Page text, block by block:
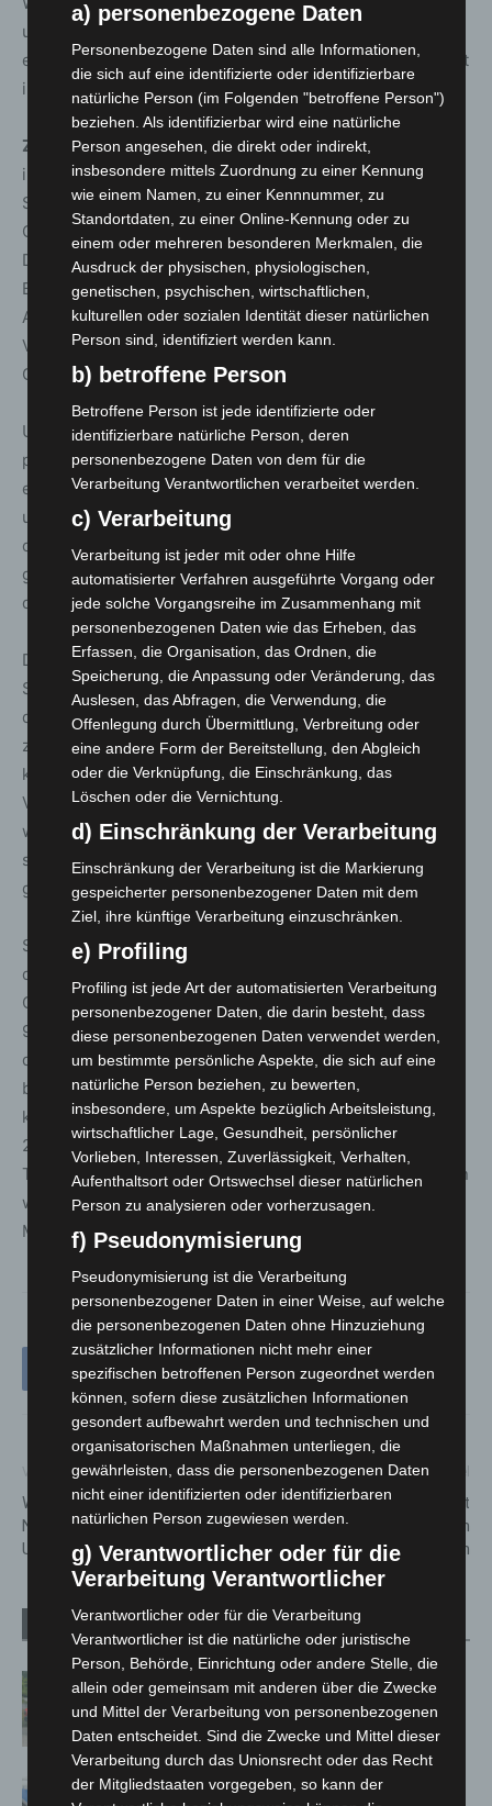
unseren nationalen und internationalen Partnern aktiv
entgegenwirken, um den Kriminellen möglichst dauerhaft
ihre Arbeitsgrundlage zu entziehen.“
ZIT-Leiter Oberstaatsanwalt Dr. Benjamin Krause
internationale Kooperation der
Strafverfolgungsbehörden zur Bekämpfung von
Cybercrime funktioniert und wird ständig fortentwickelt.
Denn nur mit gemeinsamen Maßnahmen wie der
Beschlagnahme krimineller IT-Infrastruktur und der
Abschöpfung kriminell erlangter Finanzmittel können die
Verantwortlichen von global tätigen Schadsoftware-
Gruppierungen effektiv verfolgt werden.“
Um der Cyberkriminalität nachhaltig zu begegnen, sind
personelle Ermittlungen, also die Identifizierung und
erfolgreiche Verfolgung von Straftätern, ein wichtiger
und effektiver Ansatz. Da sich Cyberkriminelle jedoch
oftmals im Ausland aufhalten und von einigen Ländern
geduldet oder sogar geschützt werden, bleiben sie für
die deutschen Strafverfolgung oftmals unerreichbar.
Daher sind die Maßnahmen der deutschen
Strafverfolgungsbehörden ebenfalls darauf ausgerichtet,
die Infrastruktur der Cyberkriminellen zu schwächen und
zu zerschlagen. Durch diesen Infrastrukturansatz
konnten der Underground Economy in jüngster
Vergangenheit teils beträchtliche Finanzmittel entzogen
werden. Außerdem wurden IT-Systeme und Daten
sichergestellt, die zu weiteren Ermittlungsansätzen
geführt haben.
So ist es 2023 etwa gelungen, die Serverinfrastruktur
des weltweit umsatzstärksten Krypto-Mixers im Darknet,
ChipMixer, zu beschlagnahmen und umgerechnet rund
90 Millionen Euro sicherzustellen. Darüber hinaus wurde
die Infrastruktur mehrerer krimineller Marktplätze
beschlagnahmt – darunter Kingdom Market. Zudem
konnte die Schadsoftware Qakbot in 2023 und Emotet in
2021 vom Netz genommen werden. Beide zählten zu den
Top-Bedrohungen aus dem Cyberraum und verursachten
weltweit Schäden in Höhe von mehreren hundert
Millionen Euro.
Vorheriger Artikel
Waffenrechtsnovelle:
Niedersachsen fordert zügige
Umsetzung vom Bund
Nächster Artikel
Ortsfeuerwehr Garbsen führt
Einsatzübung im neuen
Wohnquartier durch
Verwandte Artikel Mehr vom Autor
Region Hannover: 21 neue
Notfallsanitäter starten beim Roten
Kreuz
Mann läuft mit Hockeyschläger über
a) personenbezogene Daten
Personenbezogene Daten sind alle Informationen,
die sich auf eine identifizierte oder identifizierbare
natürliche Person (im Folgenden "betroffene Person")
beziehen. Als identifizierbar wird eine natürliche
Person angesehen, die direkt oder indirekt,
insbesondere mittels Zuordnung zu einer Kennung
wie einem Namen, zu einer Kennnummer, zu
Standortdaten, zu einer Online-Kennung oder zu
einem oder mehreren besonderen Merkmalen, die
Ausdruck der physischen, physiologischen,
genetischen, psychischen, wirtschaftlichen,
kulturellen oder sozialen Identität dieser natürlichen
Person sind, identifiziert werden kann.
b) betroffene Person
Betroffene Person ist jede identifizierte oder
identifizierbare natürliche Person, deren
personenbezogene Daten von dem für die
Verarbeitung Verantwortlichen verarbeitet werden.
c) Verarbeitung
Verarbeitung ist jeder mit oder ohne Hilfe
automatisierter Verfahren ausgeführte Vorgang oder
jede solche Vorgangsreihe im Zusammenhang mit
personenbezogenen Daten wie das Erheben, das
Erfassen, die Organisation, das Ordnen, die
Speicherung, die Anpassung oder Veränderung, das
Auslesen, das Abfragen, die Verwendung, die
Offenlegung durch Übermittlung, Verbreitung oder
eine andere Form der Bereitstellung, den Abgleich
oder die Verknüpfung, die Einschränkung, das
Löschen oder die Vernichtung.
d) Einschränkung der Verarbeitung
Einschränkung der Verarbeitung ist die Markierung
gespeicherter personenbezogener Daten mit dem
Ziel, ihre künftige Verarbeitung einzuschränken.
e) Profiling
Profiling ist jede Art der automatisierten Verarbeitung
personenbezogener Daten, die darin besteht, dass
diese personenbezogenen Daten verwendet werden,
um bestimmte persönliche Aspekte, die sich auf eine
natürliche Person beziehen, zu bewerten,
insbesondere, um Aspekte bezüglich Arbeitsleistung,
wirtschaftlicher Lage, Gesundheit, persönlicher
Vorlieben, Interessen, Zuverlässigkeit, Verhalten,
Aufenthaltsort oder Ortswechsel dieser natürlichen
Person zu analysieren oder vorherzusagen.
f) Pseudonymisierung
Pseudonymisierung ist die Verarbeitung
personenbezogener Daten in einer Weise, auf welche
die personenbezogenen Daten ohne Hinzuziehung
zusätzlicher Informationen nicht mehr einer
spezifischen betroffenen Person zugeordnet werden
können, sofern diese zusätzlichen Informationen
gesondert aufbewahrt werden und technischen und
organisatorischen Maßnahmen unterliegen, die
gewährleisten, dass die personenbezogenen Daten
nicht einer identifizierten oder identifizierbaren
natürlichen Person zugewiesen werden.
g) Verantwortlicher oder für die
Verarbeitung Verantwortlicher
Verantwortlicher oder für die Verarbeitung
Verantwortlicher ist die natürliche oder juristische
Person, Behörde, Einrichtung oder andere Stelle, die
allein oder gemeinsam mit anderen über die Zwecke
und Mittel der Verarbeitung von personenbezogenen
Daten entscheidet. Sind die Zwecke und Mittel dieser
Verarbeitung durch das Unionsrecht oder das Recht
der Mitgliedstaaten vorgegeben, so kann der